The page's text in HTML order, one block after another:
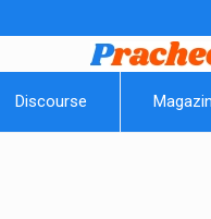
Discourse